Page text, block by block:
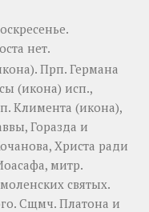
нет.
). Прп. Германа
(икона) исп.,
Климента (икона),
, Горазда и
Христа ради
, митр.
святых.
Сщмч. Платона и